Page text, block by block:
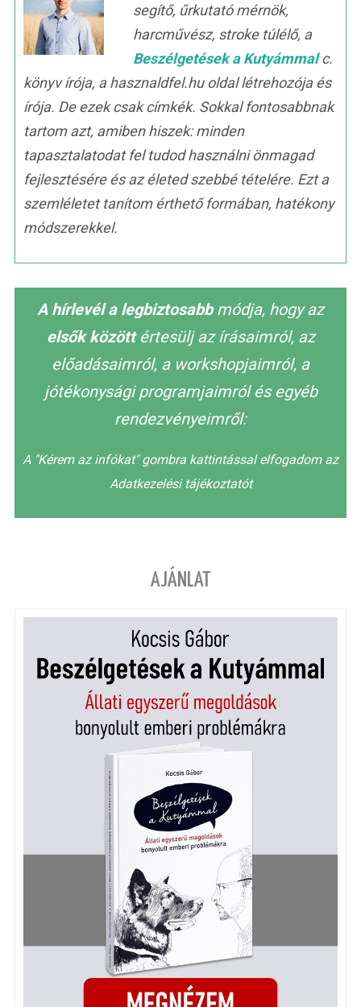
segítő, űrkutató mérnök,
harcművész, stroke túlélő, a
Beszélgetések a Kutyámmalc.
könyv írója, a hasznaldfel.hu oldal létrehozója és
írója. De ezek csak címkék. Sokkal fontosabbnak
tartom azt, amiben hiszek: minden
tapasztalatodat fel tudod használni önmagad
fejlesztésére és az életed szebbé tételére. Ezt a
szemléletet tanítom érthető formában, hatékony
módszerekkel.
A hírlevél a legbiztosabbmódja, hogy az
elsők közöttértesülj az írásaimról, az
előadásaimról, a workshopjaimról, a
jótékonysági programjaimról és egyéb
rendezvényeimről:
A "Kérem az infókat" gombra kattintással elfogadom az
Adatkezelési tájékoztatót
AJÁNLAT